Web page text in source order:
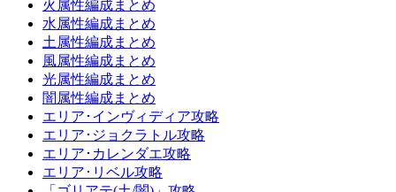
火属性編成まとめ
水属性編成まとめ
土属性編成まとめ
風属性編成まとめ
光属性編成まとめ
闇属性編成まとめ
エリア･インヴィディア攻略
エリア･ジョクラトル攻略
エリア･カレンダエ攻略
エリア･リベル攻略